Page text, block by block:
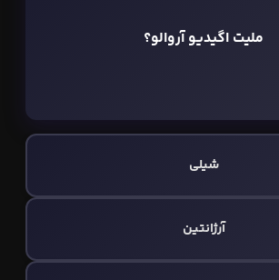
ملیت اگیدیو آروالو؟
شیلی
آرژانتین